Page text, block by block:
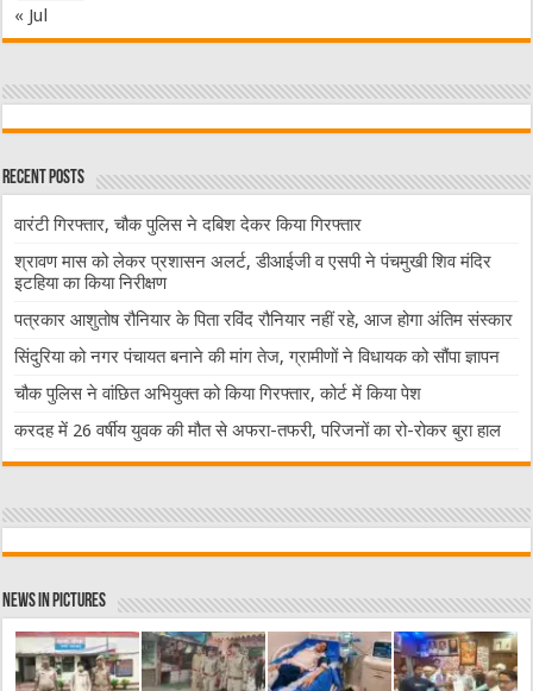
« Jul
Recent Posts
वारंटी गिरफ्तार, चौक पुलिस ने दबिश देकर किया गिरफ्तार
श्रावण मास को लेकर प्रशासन अलर्ट, डीआईजी व एसपी ने पंचमुखी शिव मंदिर
इटहिया का किया निरीक्षण
पत्रकार आशुतोष रौनियार के पिता रविंद रौनियार नहीं रहे, आज होगा अंतिम संस्कार
सिंदुरिया को नगर पंचायत बनाने की मांग तेज, ग्रामीणों ने विधायक को सौंपा ज्ञापन
चौक पुलिस ने वांछित अभियुक्त को किया गिरफ्तार, कोर्ट में किया पेश
करदह में 26 वर्षीय युवक की मौत से अफरा-तफरी, परिजनों का रो-रोकर बुरा हाल
News in Pictures